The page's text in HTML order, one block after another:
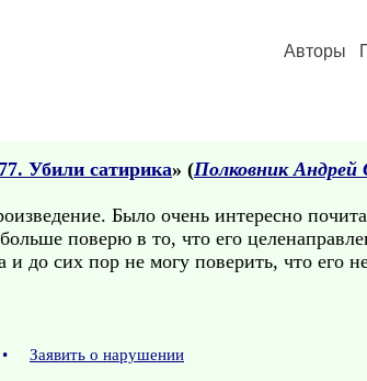
Авторы
Убили сатирика» (Полковник Андрей
Было очень интересно
поверю в то, что его
до сих пор не могу поверить, что его
• Заявить о нарушении